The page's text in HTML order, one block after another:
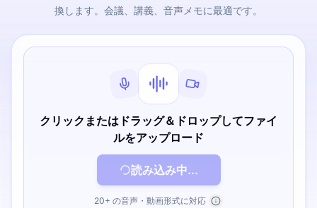
換します。会議、講義、音声メモに最適です。
クリックまたはドラッグ＆ドロップしてファイ
ルをアップロード
読み込み中...
20+ の音声・動画形式に対応